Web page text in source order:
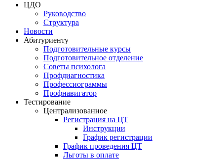
ЦДО
Руководство
Структура
Новости
Абитуриенту
Подготовительные курсы
Подготовительное отделение
Советы психолога
Профдиагностика
Профессиограммы
Профнавигатор
Тестирование
Централизованное
Регистрация на ЦТ
Инструкции
График регистрации
График проведения ЦТ
Льготы в оплате